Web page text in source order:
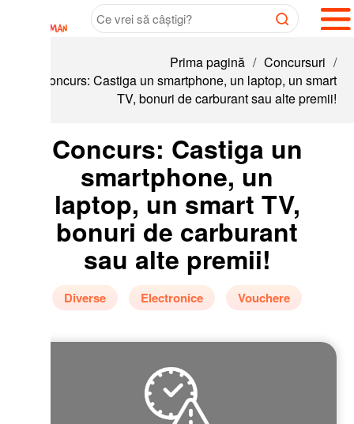
Prima pagină / Concursuri /
Castiga un smartphone, un laptop, un smart
TV, bonuri de carburant sau alte premii!
Concurs: Castiga un
smartphone, un
laptop, un smart TV,
bonuri de carburant
sau alte premii!
Diverse Electronice Vouchere